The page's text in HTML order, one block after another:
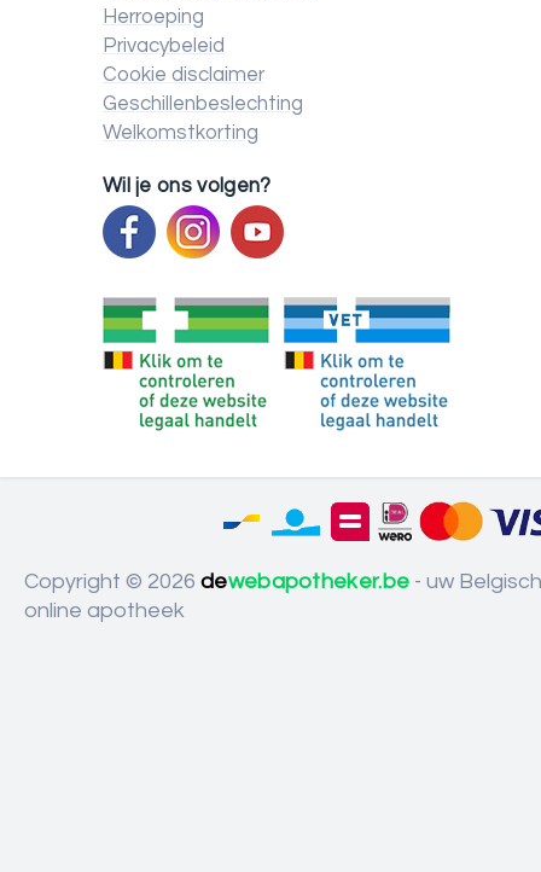
Herroeping
Privacybeleid
Cookie disclaimer
Geschillenbeslechting
Welkomstkorting
Wil je ons volgen?
Copyright © 2026 dewebapotheker.be - uw
online apotheek